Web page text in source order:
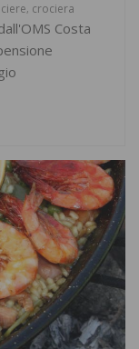
, crociera
Costa